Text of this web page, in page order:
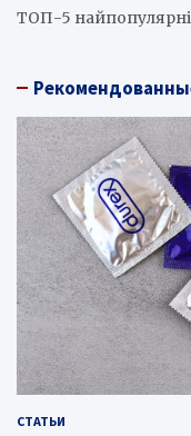
ТОП-5
СТАТЬИ